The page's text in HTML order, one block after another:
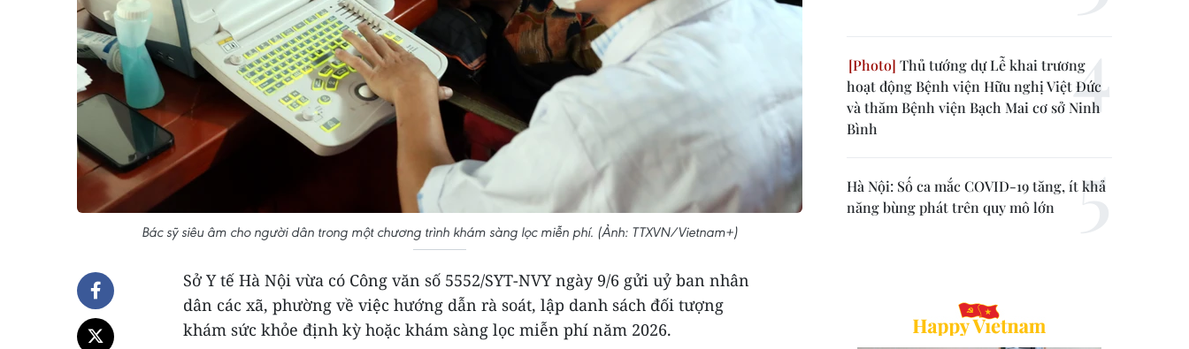
Bác sỹ siêu âm cho người dân trong một chương trình khám sàng lọc miễn phí. (Ảnh: TTXVN/Vietnam+)
Sở Y tế Hà Nội vừa có Công văn số 5552/SYT-NVY ngày 9/6 gửi uỷ ban nhân
dân các xã, phường về việc hướng dẫn rà soát, lập danh sách đối tượng
khám sức khỏe định kỳ hoặc khám sàng lọc miễn phí năm 2026.
Thủ tướng dự Lễ khai trương
hoạt động Bệnh viện Hữu nghị Việt Đức
và thăm Bệnh viện Bạch Mai cơ sở Ninh
Bình
Hà Nội: Số ca mắc COVID-19 tăng, ít khả
năng bùng phát trên quy mô lớn